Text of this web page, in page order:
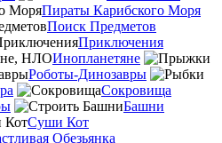
Пираты Карибского Моря
Поиск Предметов
Приключения
Инопланетяне
Роботы-Динозавры
Сокровища
Башни
Суши Кот
Обезьянка